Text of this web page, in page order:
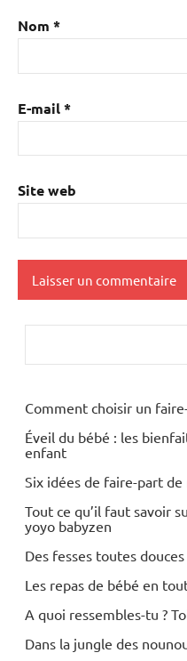
Nom *
E-mail*
Site web
Comment choisir un
Éveil du bébé : les
enfant
Six idées de faire-part de
Tout ce qu’il faut savoir
yoyo babyzen
Des fesses toutes
Les repas de bébé en
A quoi ressembles-tu ?
Dans la jungle des